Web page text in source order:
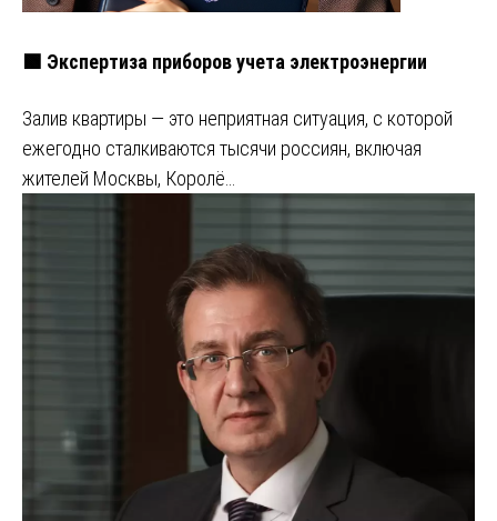
🟩 Экспертиза приборов учета электроэнергии
Залив квартиры — это неприятная ситуация, с которой
ежегодно сталкиваются тысячи россиян, включая
жителей Москвы, Королё…